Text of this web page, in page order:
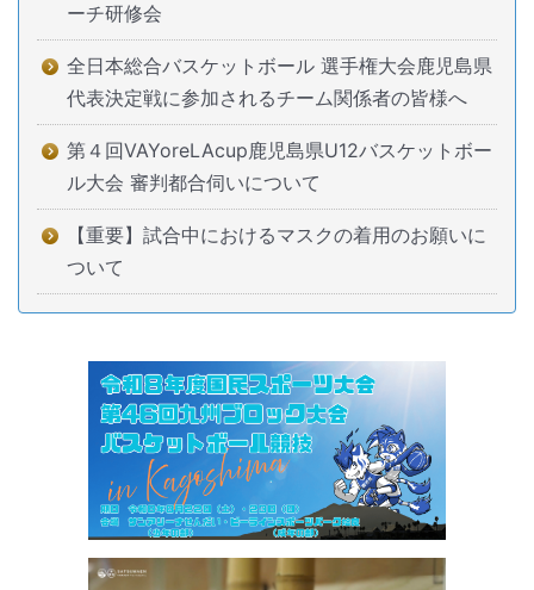
ーチ研修会
全日本総合バスケットボール 選手権大会鹿児島県
代表決定戦に参加されるチーム関係者の皆様へ
第４回VAYoreLAcup鹿児島県U12バスケットボー
ル大会 審判都合伺いについて
【重要】試合中におけるマスクの着用のお願いに
ついて